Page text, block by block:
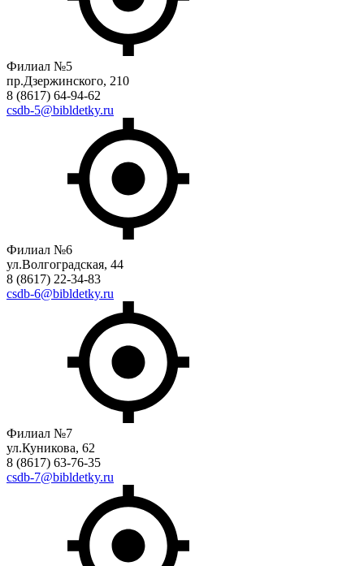
Филиал №5
пр.Дзержинского, 210
8 (8617) 64-94-62
csdb-5@bibldetky.ru
Филиал №6
ул.Волгоградская, 44
8 (8617) 22-34-83
csdb-6@bibldetky.ru
Филиал №7
ул.Куникова, 62
8 (8617) 63-76-35
csdb-7@bibldetky.ru